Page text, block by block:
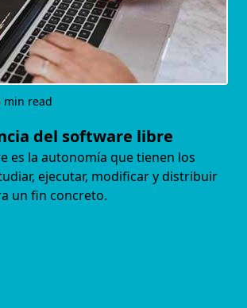
min read
del software libre
es la autonomía que tienen los
ejecutar, modificar y distribuir
un fin concreto.